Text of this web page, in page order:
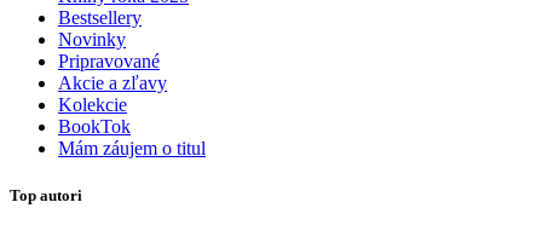
Bestsellery
Novinky
Pripravované
Akcie a zľavy
Kolekcie
BookTok
Mám záujem o titul
Top autori